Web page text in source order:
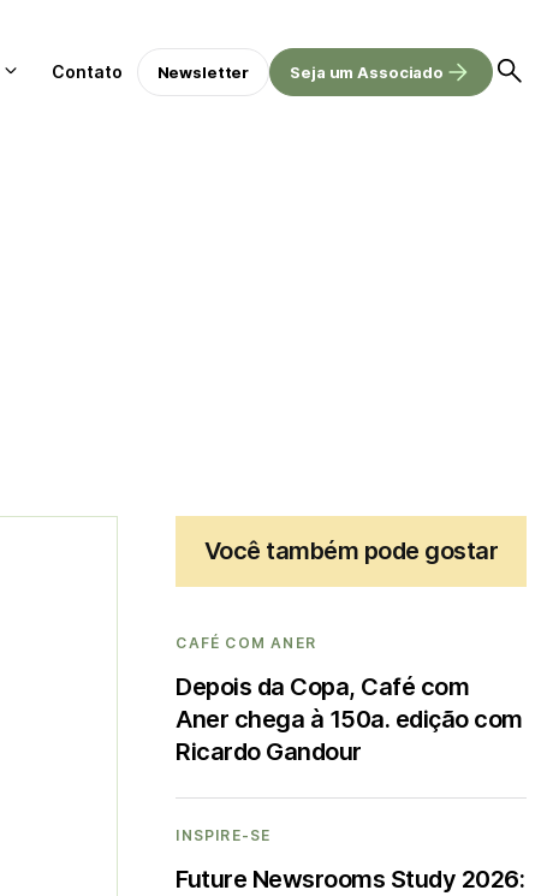
Contato Newsletter Seja um Associado
Você também pode gostar
CAFÉ COM ANER
Depois da Copa, Café com
Aner chega à 150a. edição com
Ricardo Gandour
INSPIRE-SE
Future Newsrooms Study 2026: